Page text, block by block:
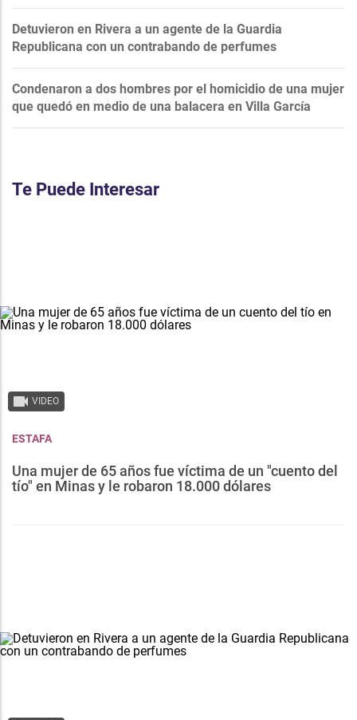
Detuvieron en Rivera a un agente de la Guardia
Republicana con un contrabando de perfumes
Condenaron a dos hombres por el homicidio de una mujer
que quedó en medio de una balacera en Villa García
Te Puede Interesar
VIDEO
ESTAFA
Una mujer de 65 años fue víctima de un "cuento del
tío" en Minas y le robaron 18.000 dólares